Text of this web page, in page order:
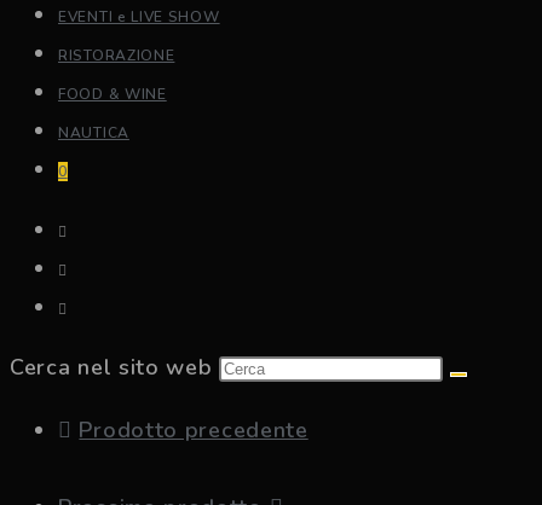
EVENTI e LIVE SHOW
RISTORAZIONE
FOOD & WINE
NAUTICA
0
Cerca nel sito web
Prodotto precedente